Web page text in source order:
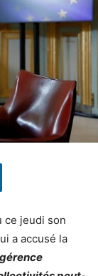
ce jeudi son
a accusé la